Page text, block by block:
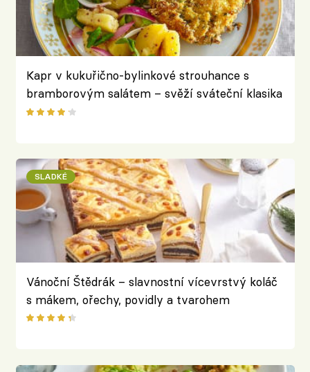
Kapr v kukuřično-bylinkové strouhance s
bramborovým salátem – svěží sváteční klasika
v moderním kabátku
SLADKÉ
Vánoční Štědrák – slavnostní vícevrstvý koláč
s mákem, ořechy, povidly a tvarohem